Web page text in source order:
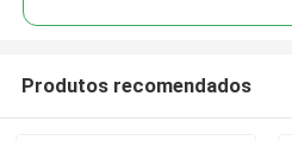
Produtos recomendados